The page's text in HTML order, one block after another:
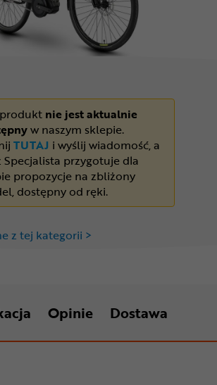
nie jest aktualnie
w naszym sklepie.
TUTAJ i wyślij wiadomość, a
Specjalista przygotuje dla
propozycje na zbliżony
dostępny od ręki.
z tej kategorii >
Opinie Dostawa